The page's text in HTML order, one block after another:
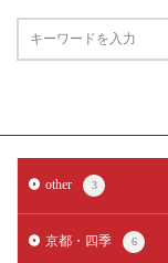
other 3
京都・四季 6